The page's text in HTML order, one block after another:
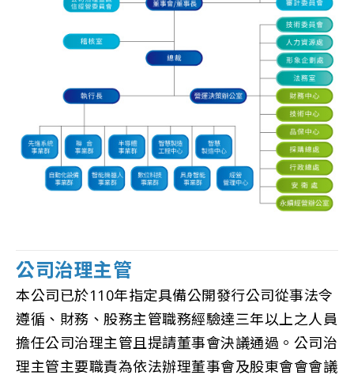
公司治理主管
本公司已於110年指定具備公開發行公司從事法令
遵循、財務、股務主管職務經驗達三年以上之人員
擔任公司治理主管且提請董事會決議通過。公司治
理主管主要職責為依法辦理董事會及股東會會會議